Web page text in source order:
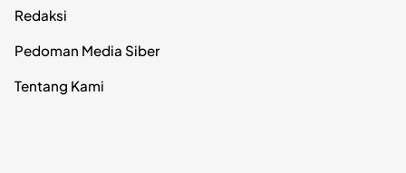
Redaksi
Pedoman Media Siber
Tentang Kami